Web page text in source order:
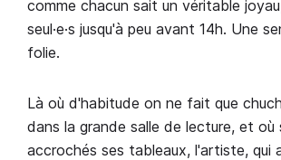
comme chacun sait un véritable
seul·e·s jusqu'à peu avant 14h. Une
folie.
Là où d'habitude on ne fait que
dans la grande salle de lecture, et où
accrochés ses tableaux, l'artiste, qui